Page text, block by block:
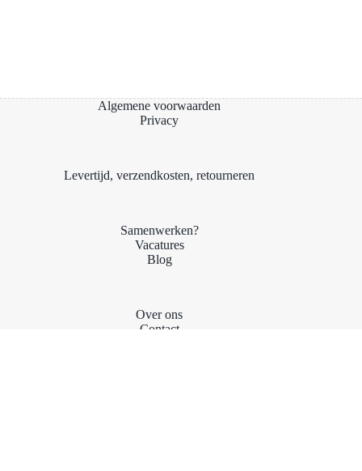
Algemene voorwaarden
Privacy
Levertijd, verzendkosten, retourneren
Samenwerken?
Vacatures
Blog
Over ons
Contact